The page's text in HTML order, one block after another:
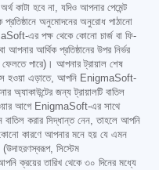
কাটা হবে না, যদিও আপনার পেমেন্ট
প্রতিষ্ঠানে অনুমোদনের অনুরোধ পাঠানো
এর পক্ষ থেকে কোনো চার্জ বা ফি-
আর্থিক প্রতিষ্ঠানের উপর নির্ভর
ফেলতে পারে)। আপনার ট্রায়াল শেষ
হওয়া এড়াতে, আপনি EnigmaSoft-
জন্য ট্রায়ালটি বাতিল
আগে EnigmaSoft-এর সাথে
বাতিল করার সিদ্ধান্ত নেন, তাহলে আপনি
কারণে আপনার মনে হয় যে এমন
সিস্টেম
ক্রয়ের তারিখ থেকে ৩০ দিনের মধ্যে